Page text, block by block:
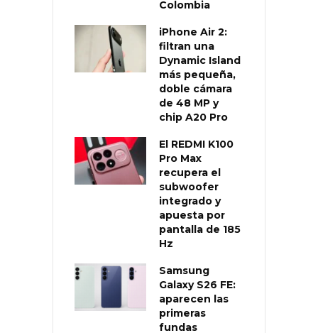
Colombia
iPhone Air 2:
filtran una
Dynamic Island
más pequeña,
doble cámara
de 48 MP y
chip A20 Pro
El REDMI K100
Pro Max
recupera el
subwoofer
integrado y
apuesta por
pantalla de 185
Hz
Samsung
Galaxy S26 FE:
aparecen las
primeras
fundas